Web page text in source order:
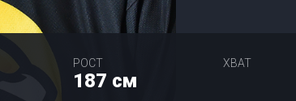
РОСТ
187 см
ХВАТ